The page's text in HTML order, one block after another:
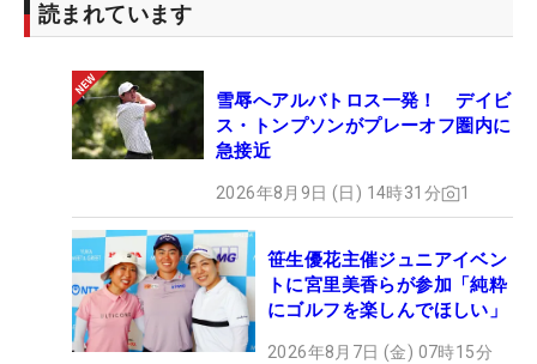
読まれています
雪辱へアルバトロス一発！ デイビ
ス・トンプソンがプレーオフ圏内に
急接近
2026年8月9日 (日) 14時31分 1
笹生優花主催ジュニアイベン
トに宮里美香らが参加「純粋
にゴルフを楽しんでほしい」
2026年8月7日 (金) 07時15分